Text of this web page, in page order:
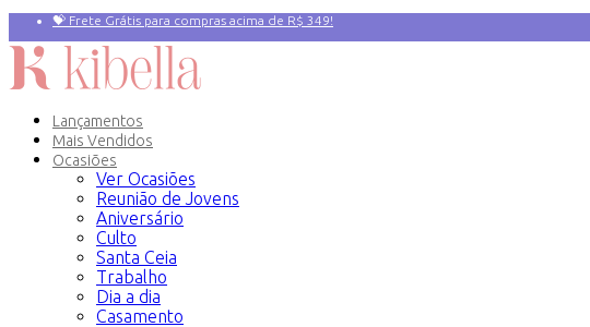
💝 Frete Grátis para compras acima de R$ 349!
Lançamentos
Mais Vendidos
Ocasiões
Ver Ocasiões
Reunião de Jovens
Aniversário
Culto
Santa Ceia
Trabalho
Dia a dia
Casamento